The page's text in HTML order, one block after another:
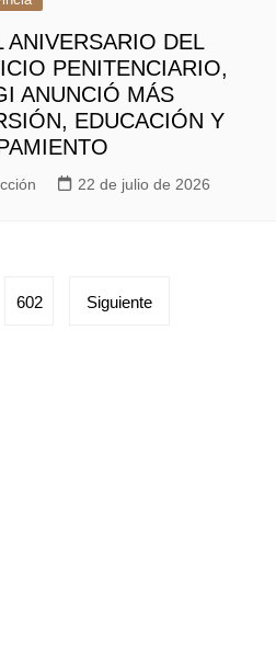
ANIVERSARIO DEL
PENITENCIARIO,
ANUNCIÓ MÁS
EDUCACIÓN Y
22 de julio de 2026
602 Siguiente